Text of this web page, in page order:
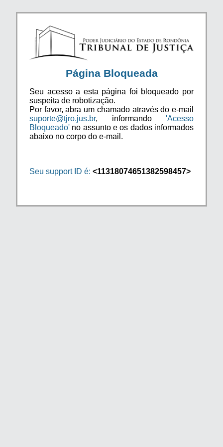
Página Bloqueada
Seu acesso a esta página foi bloqueado por
suspeita de robotização.
Por favor, abra um chamado através do e-mail
suporte@tjro.jus.br, informando 'Acesso
Bloqueado' no assunto e os dados informados
abaixo no corpo do e-mail.
Seu support ID é: <11318074651382598457>